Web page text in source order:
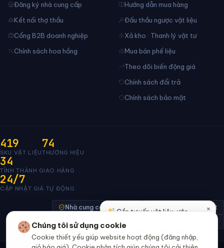
Đăng ký nhà cung cấp
Kết nối thợ thầu
Cổng B2B doanh nghiệp
Chính sách hoa hồng
Hướng dẫn mua hàng
Đấu thầu ngược vật liệu
Xả kho · Thanh lý vật tư
Mua bán phế liệu
Theo dõi biến động giá
Chính sách đổi trả
Chính sách bảo mật
419
SKU VẬT LIỆU
74
THƯƠNG HIỆU
34
TỈNH THÀNH GIAO HÀNG
24/7
CẬP NHẬT GIÁ TỰ ĐỘNG
Nhà cung cấp xác minh
Thanh toán bảo mật
Đã thông báo Bộ Công Thương · đang chờ duyệt
×
Cần tư vấn vật liệu, ước
lượng khối lượng? Nhắn
Vân Nguyễn
nhé!
Chúng tôi sử dụng cookie
Cookie thiết yếu giúp website hoạt động (đăng nhập,